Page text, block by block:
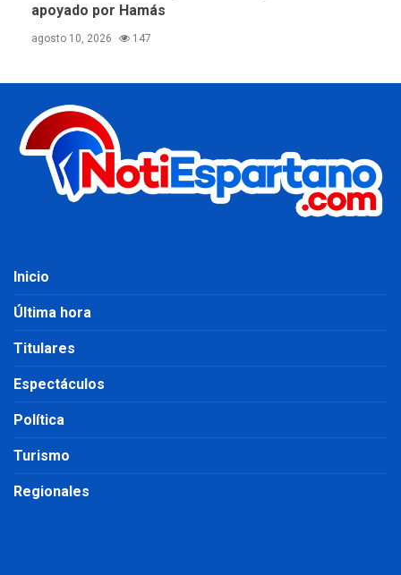
apoyado por Hamás
agosto 10, 2026 147
Inicio
Última hora
Titulares
Espectáculos
Política
Turismo
Regionales